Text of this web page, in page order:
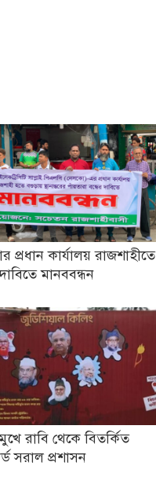
প্রধান কার্যালয় রাজশাহীতে
মানববন্ধন
রাবি থেকে বিতর্কিত
সরাল প্রশাসন